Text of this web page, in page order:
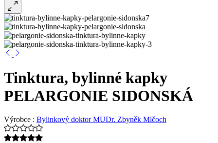
Tinktura, bylinné kapky
PELARGONIE SIDONSKÁ
Výrobce : Bylinkový doktor MUDr. Zbyněk Mlčoch